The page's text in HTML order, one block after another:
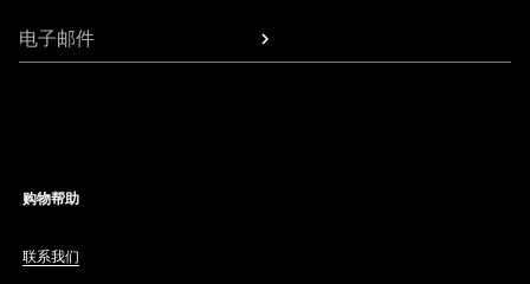
电子邮件
购物帮助
联系我们